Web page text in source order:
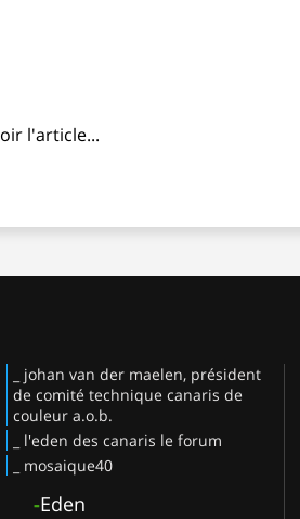
l'article...
_ johan van der maelen, président
de comité technique canaris de
couleur a.o.b.
_ l'eden des canaris le forum
_ mosaique40
-Eden